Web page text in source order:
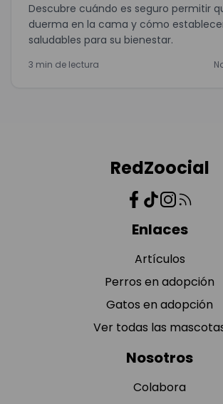
Descubre cuándo es seguro permitir
duerma en la cama y cómo
saludables para su bienestar.
3 min de lectura
RedZoocial
Enlaces
Artículos
Perros en adopción
Gatos en adopción
Ver todas las
Nosotros
Colabora